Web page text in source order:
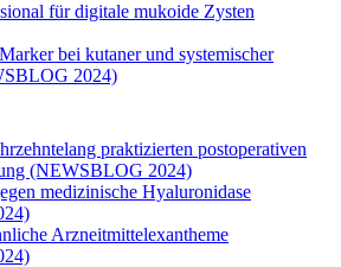
für digitale mukoide Zysten
bei kutaner und systemischer
2024)
praktizierten postoperativen
(NEWSBLOG 2024)
medizinische Hyaluronidase
Arzneitmittelexantheme